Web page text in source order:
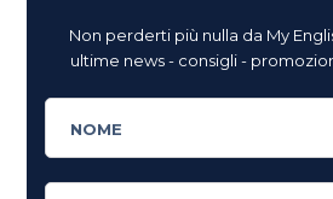
Non perderti più nulla da My
ultime news - consigli -